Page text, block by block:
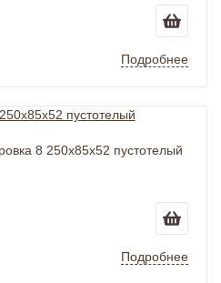
Подробнее
8 250x85x52 пустотелый
Подробнее